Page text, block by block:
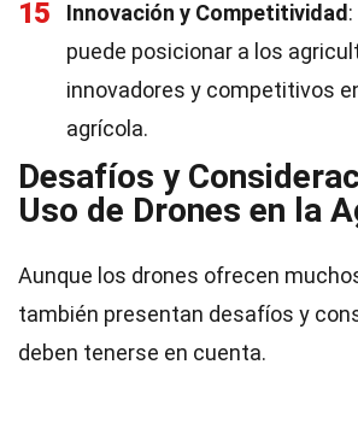
15 Innovación y Competitividad
puede posicionar a los
innovadores y competitivos
agrícola.
Desafíos y
Uso de Drones en la
Aunque los drones ofrecen
también presentan desafíos y
deben tenerse en cuenta.